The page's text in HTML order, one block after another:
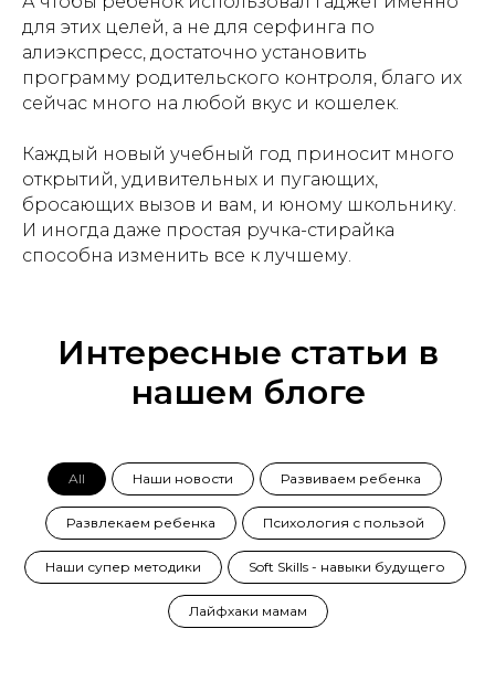
для этих целей, а не для серфинга по
алиэкспресс, достаточно установить
программу родительского контроля, благо их
сейчас много на любой вкус и кошелек.
Каждый новый учебный год приносит много
открытий, удивительных и пугающих,
бросающих вызов и вам, и юному школьнику.
И иногда даже простая ручка-стирайка
способна изменить все к лучшему.
Интересные статьи в
нашем блоге
All Наши новости Развиваем ребенка
Развлекаем ребенка Психология с пользой
Наши супер методики Soft Skills - навыки будущего
Лайфхаки мамам